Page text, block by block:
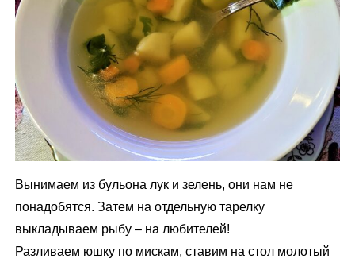
Вынимаем из бульона лук и зелень, они нам не
понадобятся. Затем на отдельную тарелку
выкладываем рыбу – на любителей!
Разливаем юшку по мискам, ставим на стол молотый